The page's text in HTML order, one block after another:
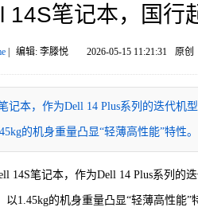
14S笔记本，国行
| 编辑: 李滕悦 2026-05-15 11:21:31 原创
记本，作为Dell 14 Plus系列的迭代机
的机身重量凸显“轻薄高性能”特性。
14S笔记本，作为Dell 14 Plus系列
1.45kg的机身重量凸显“轻薄高性能”